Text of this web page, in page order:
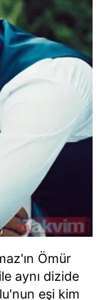
Ömür
aynı dizide
eşi kim